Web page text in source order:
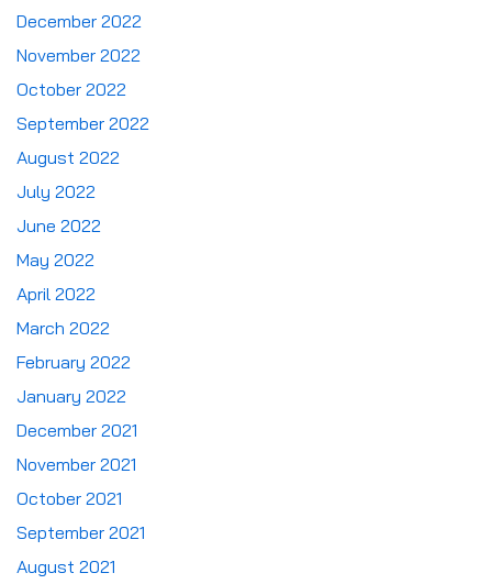
December 2022
November 2022
October 2022
September 2022
August 2022
July 2022
June 2022
May 2022
April 2022
March 2022
February 2022
January 2022
December 2021
November 2021
October 2021
September 2021
August 2021